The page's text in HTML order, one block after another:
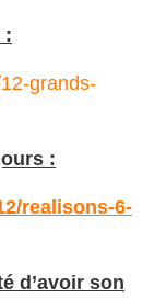
:
grands-
:
realisons-6-
d’avoir son